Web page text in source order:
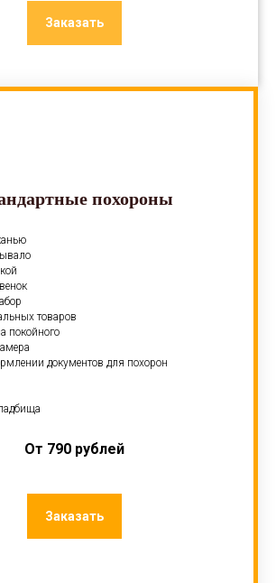
Заказать
похороны
товаров
покойного
документов для похорон
От 790 рублей
Заказать